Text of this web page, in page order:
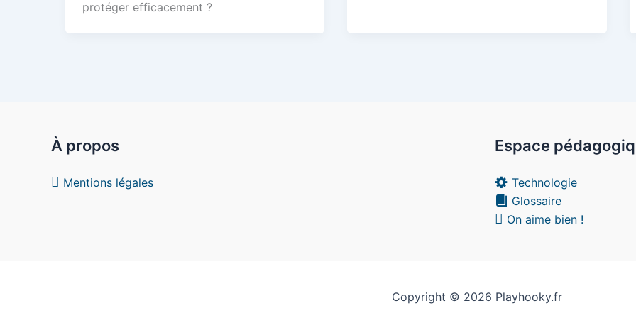
protéger efficacement ?
À propos
Mentions légales
Espace
Technologie
Glossaire
On aime bien !
Copyright © 2026 Playhooky.fr